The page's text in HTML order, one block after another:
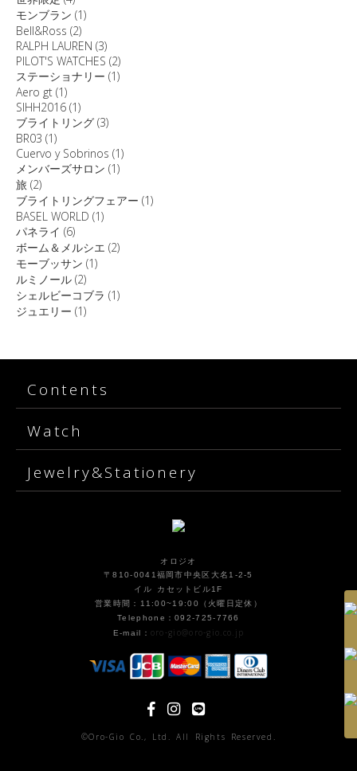
モンブラン (1)
Bell&Ross (2)
RALPH LAUREN (3)
PILOT'S WATCHES (2)
ステーショナリー (1)
Aero gt (1)
SIHH2016 (1)
ブライトリング (3)
BR03 (1)
Cuervo y Sobrinos (1)
メンバーズサロン (1)
旅 (2)
ブライトリングフェアー (1)
BASEL WORLD (1)
パネライ (6)
ボーム＆メルシエ (2)
モーブッサン (1)
ルミノール (2)
シェルビーコブラ (1)
ジュエリー (1)
Contents
Watch
Jewelry&Stationery
オロジオ
〒810-0041福岡市中央区大名1-2-5
イル カセットビル1F
営業時間：11:00~19:00（火曜日定休）
Telephone：092-725-7766
E-mail： oro-gio@oro-gio.co.jp
©Oro-Gio Co., Ltd. All Rights Reserved.